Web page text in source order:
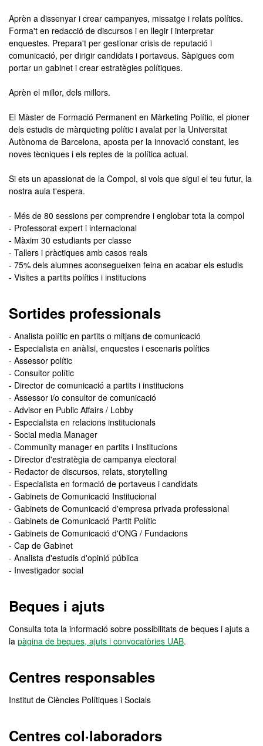
Aprèn a dissenyar i crear campanyes, missatge i relats polítics.
Forma't en redacció de discursos i en llegir i interpretar
enquestes. Prepara't per gestionar crisis de reputació i
comunicació, per dirigir candidats i portaveus. Sàpigues com
portar un gabinet i crear estratègies polítiques.
Aprèn el millor, dels millors.
El Màster de Formació Permanent en Màrketing Polític, el pioner
dels estudis de màrqueting polític i avalat per la Universitat
Autònoma de Barcelona, aposta per la innovació constant, les
noves tècniques i els reptes de la política actual.
Si ets un apassionat de la Compol, si vols que sigui el teu futur, la
nostra aula t'espera.
- Més de 80 sessions per comprendre i englobar tota la compol
- Professorat expert i internacional
- Màxim 30 estudiants per classe
- Tallers i pràctiques amb casos reals
- 75% dels alumnes aconsegueixen feina en acabar els estudis
- Visites a partits polítics i institucions
Sortides professionals
- Analista polític en partits o mitjans de comunicació
- Especialista en anàlisi, enquestes i escenaris polítics
- Assessor polític
- Consultor polític
- Director de comunicació a partits i institucions
- Assessor i/o consultor de comunicació
- Advisor en Public Affairs / Lobby
- Especialista en relacions institucionals
- Social media Manager
- Community manager en partits i Institucions
- Director d'estratègia de campanya electoral
- Redactor de discursos, relats, storytelling
- Especialista en formació de portaveus i candidats
- Gabinets de Comunicació Institucional
- Gabinets de Comunicació d'empresa privada professional
- Gabinets de Comunicació Partit Polític
- Gabinets de Comunicació d'ONG / Fundacions
- Cap de Gabinet
- Analista d'estudis d'opinió pública
- Investigador social
Beques i ajuts
Consulta tota la informació sobre possibilitats de beques i ajuts a
la pàgina de beques, ajuts i convocatòries UAB.
Centres responsables
Institut de Ciències Polítiques i Socials
Centres col·laboradors